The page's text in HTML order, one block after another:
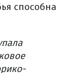
способна